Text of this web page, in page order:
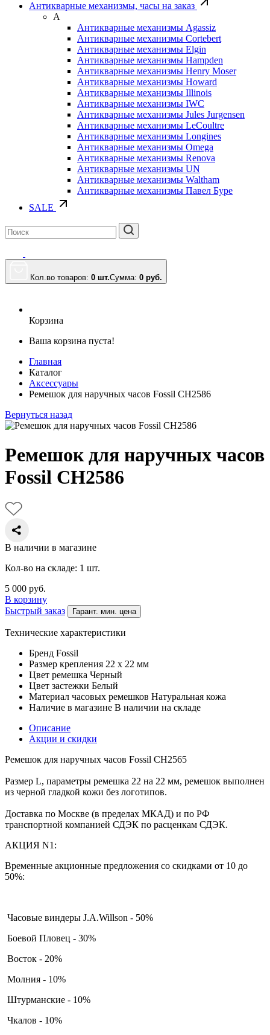
Антикварные механизмы, часы на заказ
А
Антикварные механизмы Agassiz
Антикварные механизмы Cortebert
Антикварные механизмы Elgin
Антикварные механизмы Hampden
Антикварные механизмы Henry Moser
Антикварные механизмы Howard
Антикварные механизмы Illinois
Антикварные механизмы IWC
Антикварные механизмы Jules Jurgensen
Антикварные механизмы LeCoultre
Антикварные механизмы Longines
Антикварные механизмы Omega
Антикварные механизмы Renova
Антикварные механизмы UN
Антикварные механизмы Waltham
Антикварные механизмы Павел Буре
SALE
Кол.во товаров: 0 шт.Сумма: 0 руб.
Корзина
Ваша корзина пуста!
Главная
Каталог
Аксессуары
Ремешок для наручных часов Fossil CH2586
Вернуться назад
Ремешок для наручных часов
Fossil CH2586
В наличии в магазине
Кол-во на складе: 1 шт.
5 000 руб.
В корзину
Быстрый заказ
Гарант. мин. цена
Технические характеристики
Бренд Fossil
Размер крепления 22 х 22 мм
Цвет ремешка Черный
Цвет застежки Белый
Материал часовых ремешков Натуральная кожа
Наличие в магазине В наличии на складе
Описание
Акции и скидки
Ремешок для наручных часов Fossil CH2565
Размер L, параметры ремешка 22 на 22 мм, ремешок выполнен
из черной гладкой кожи без логотипов.
Доставка по Москве (в пределах МКАД) и по РФ
транспортной компанией СДЭК по расценкам СДЭК.
АКЦИЯ N1:
Временные акционные предложения со скидками от 10 до
50%:
Часовые виндеры J.A.Willson - 50%
Боевой Пловец - 30%
Восток - 20%
Молния - 10%
Штурманские - 10%
Чкалов - 10%